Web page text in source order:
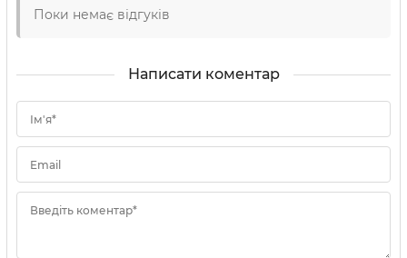
Поки немає відгуків
Написати коментар
Ім'я*
Email
Введіть коментар*